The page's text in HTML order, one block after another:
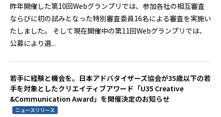
昨年開催した第10回Webグランプリでは、参加各社の相互審査
ならびに初の試みとなった特別審査委員16名による審査を実施い
たしました。 そして現在開催中の第11回Webグランプリでは、
公募により選...
若手に経験と機会を。日本アドバタイザーズ協会が35歳以下の若
手を対象としたクリエイティブアワード「U35 Creative
&Communication Award」を開催決定のお知らせ
ニュースリリース